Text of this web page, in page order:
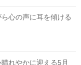
心の声に耳を傾ける
れやかに迎える5月